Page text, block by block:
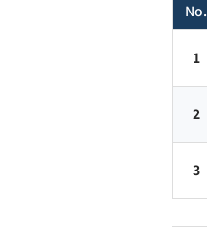
No.
1
2
3